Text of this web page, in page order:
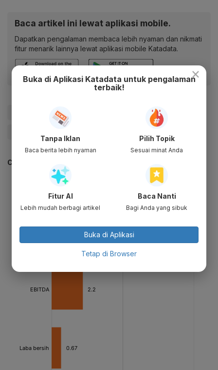
Baca artikel ini lewat aplikasi mobile.
Dapatkan pengalaman membaca lebih nyaman dan nikmati
fitur menarik lainnya lewat aplikasi mobile Katadata.
#IKN #Perdagangan
CEK JUGA DATA INI
×
Buka di Aplikasi Katadata untuk pengalaman
terbaik!
Tanpa Iklan
Baca berita lebih nyaman
Pilih Topik
Sesuai minat Anda
Fitur AI
Lebih mudah berbagi artikel
Baca Nanti
Bagi Anda yang sibuk
Buka di Aplikasi
Tetap di Browser